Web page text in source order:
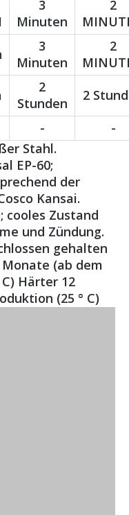
3
Minuten
2
3
Minuten
2
2
Stunden
2
-
-
Stahl.
EP-60;
der
Kansai.
cooles Zustand
und Zündung.
gehalten
(ab dem
Härter 12
(25 ° C)